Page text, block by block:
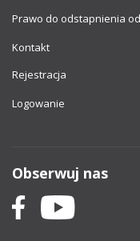
Prawo do odstapnienia
Kontakt
Rejestracja
Logowanie
Obserwuj nas